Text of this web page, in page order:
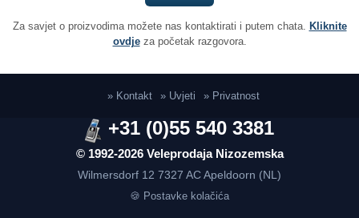
Za savjet o proizvodima možete nas kontaktirati i putem chata.
Kliknite
ovdjeza početak razgovora.
» Kontakt » Uvjeti » Privatnost
© 1992-2026 Veleprodaja Nizozemska
Wilmersdorf 12 7327 AC Apeldoorn (NL)
+31 (0)55 540 3381
🍪 Postavke kolačića